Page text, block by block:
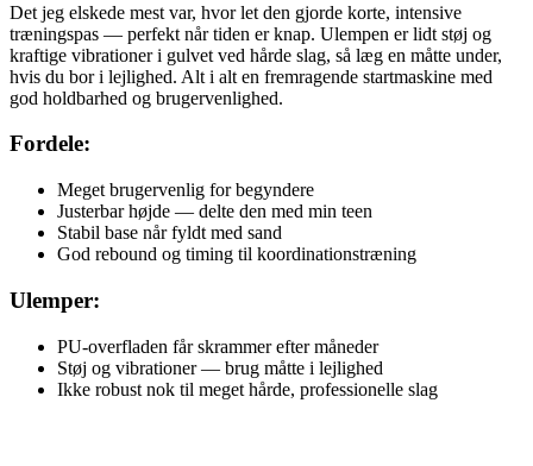
Det jeg elskede mest var, hvor let den gjorde korte, intensive
træningspas — perfekt når tiden er knap. Ulempen er lidt støj og
kraftige vibrationer i gulvet ved hårde slag, så læg en måtte under,
hvis du bor i lejlighed. Alt i alt en fremragende startmaskine med
god holdbarhed og brugervenlighed.
Fordele:
Meget brugervenlig for begyndere
Justerbar højde — delte den med min teen
Stabil base når fyldt med sand
God rebound og timing til koordinationstræning
Ulemper:
PU-overfladen får skrammer efter måneder
Støj og vibrationer — brug måtte i lejlighed
Ikke robust nok til meget hårde, professionelle slag